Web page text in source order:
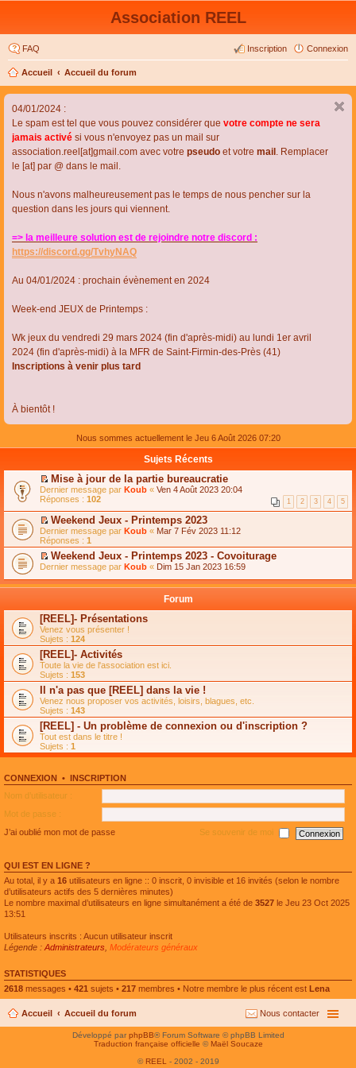
Association REEL
FAQ Connexion
Inscription
Accueil Accueil du forum
04/01/2024 :
Le spam est tel que vous pouvez considérer que votre compte ne sera
jamais activé si vous n'envoyez pas un mail sur
association.reel[at]gmail.com avec votre pseudo et votre mail . Remplacer
le [at] par @ dans le mail.
Nous n'avons malheureusement pas le temps de nous pencher sur la
question dans les jours qui viennent.
=> la meilleure solution est de rejoindre notre discord :
https://discord.gg/TvhyNAQ
Au 04/01/2024 : prochain évènement en 2024
Week-end JEUX de Printemps :
Wk jeux du vendredi 29 mars 2024 (fin d'après-midi) au lundi 1er avril
2024 (fin d'après-midi) à la MFR de Saint-Firmin-des-Près (41)
Inscriptions à venir plus tard
À bientôt !
Nous sommes actuellement le Jeu 6 Août 2026 07:20
Sujets Récents
C
o
n
s
u
l
t
e
r
l
e
s
s
a
g
e
n
o
n
l
u
l
e
p
l
u
s
é
c
e
n
t
Mise à jour de la partie bureaucratie
Dernier message par Koub « Ven 4 Août 2023 20:04
Réponses : 102 1 2 3 4 5
C
o
n
s
u
t
l
e
m
e
s
s
a
g
e
n
o
n
l
u
l
e
l
u
s
é
e
Weekend Jeux - Printemps 2023
Dernier message par Koub « Mar 7 Fév 2023 11:12
Réponses : 1
C
n
l
t
e
r
l
e
m
e
s
s
a
g
e
n
o
n
u
l
e
l
s
e
n
t
Weekend Jeux - Printemps 2023 - Covoiturage
Dernier message par Koub « Dim 15 Jan 2023 16:59
Forum
[REEL]- Présentations
Venez vous présenter !
Sujets : 124
[REEL]- Activités
Toute la vie de l'association est ici.
Sujets : 153
Il n'a pas que [REEL] dans la vie !
Venez nous proposer vos activités, loisirs, blagues, etc.
Sujets : 143
[REEL] - Un problème de connexion ou d'inscription ?
Tout est dans le titre !
Sujets : 1
CONNEXION • INSCRIPTION
Nom d’utilisateur :
Mot de passe :
J’ai oublié mon mot de passe
Se souvenir de moi
QUI EST EN LIGNE ?
Au total, il y a 16 utilisateurs en ligne :: 0 inscrit, 0 invisible et 16 invités (selon le nombre
d’utilisateurs actifs des 5 dernières minutes)
Le nombre maximal d’utilisateurs en ligne simultanément a été de 3527 le Jeu 23 Oct 2025
13:51
Utilisateurs inscrits : Aucun utilisateur inscrit
Légende : Administrateurs Modérateurs généraux
STATISTIQUES
2618 messages • 421 sujets • 217 membres • Notre membre le plus récent est Lena
Accueil Accueil du forum Nous contacter
Développé parphpBB® Forum Software © phpBB Limited
Traduction française officielle © Maël Soucaze
© REEL - 2002 - 2019